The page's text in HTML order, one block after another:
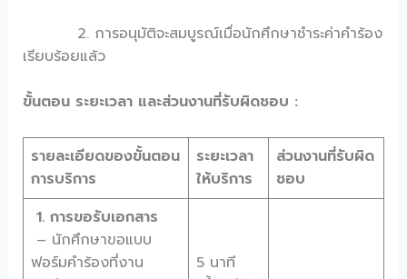
2. การอนุมัติจะสมบูรณ์เมื่อนักศึกษาชำระค่าคำร้อง
เรียบร้อยแล้ว
ขั้นตอน ระยะเวลา และส่วนงานที่รับผิดชอบ :
รายละเอียดของขั้นตอน
การบริการ
ระยะเวลา
ให้บริการ
ส่วนงานที่รับผิด
ชอบ
1. การขอรับเอกสาร
– นักศึกษาขอแบบ
ฟอร์มคำร้องที่งาน
5 นาที